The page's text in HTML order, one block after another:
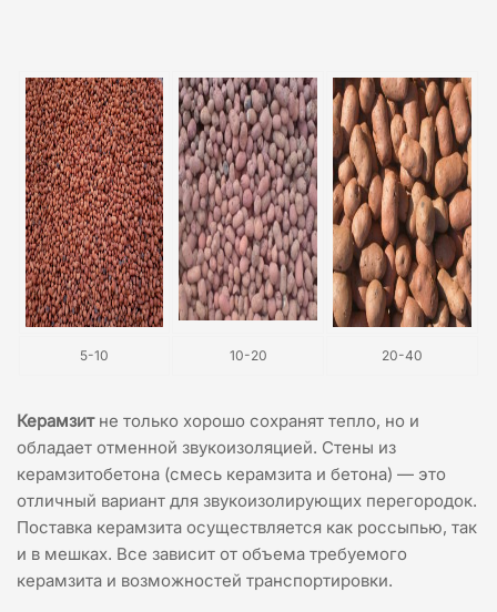
5-10 10-20 20-40
Керамзитне только хорошо сохранят тепло, но и
обладает отменной звукоизоляцией. Стены из
керамзитобетона (смесь керамзита и бетона) — это
отличный вариант для звукоизолирующих перегородок.
Поставка керамзита осуществляется как россыпью, так
и в мешках. Все зависит от объема требуемого
керамзита и возможностей транспортировки.